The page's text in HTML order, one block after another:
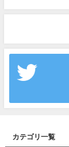
カテゴリ一覧